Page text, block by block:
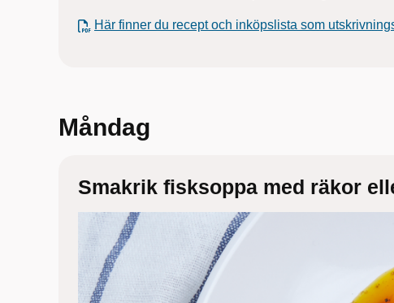
Här finner du recept och inköpslista som
Måndag
Smakrik fisksoppa med räkor